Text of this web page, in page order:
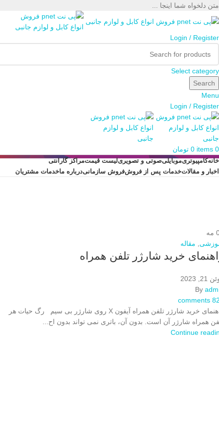
متن دلخواه شما اینجا ...
Login / Register
Select category
Search
Menu
Login / Register
0
items
0 تومان
خانهکامپیوتریموبایلیصوتی و تصویریلیست قیمتمراکز گارانتی
اخبار و مقالاتخدمات پس از فروشفروش سازمانیدرباره ماخدمات مشتریان
مه
مقاله
خرید شارژر تلفن همراه
2023
By
comments
راهنمای خرید شارژر تلفن همراه آیفون X روی شارژر بی سیم رگ حیات هر
همراه شارژر آن است. بدون آن، باتری نمی تواند بدون اح...
Continue